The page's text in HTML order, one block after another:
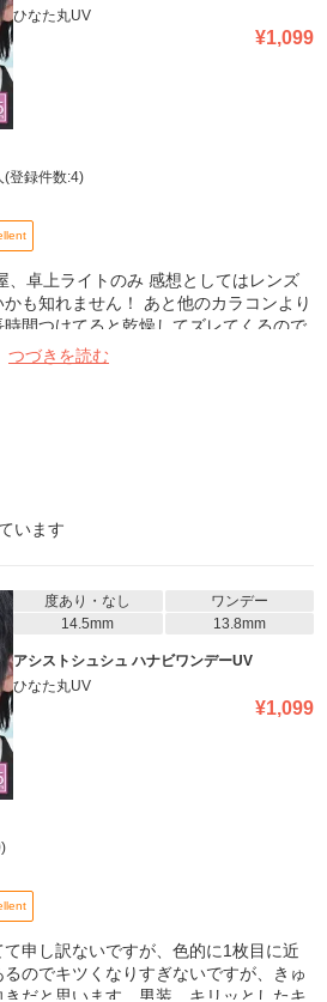
ひなた丸UV
¥1,099
(登録件数:4)
、卓上ライトのみ 感想としてはレンズ
も知れません！ あと他のカラコンより
間つけてると乾燥してズレてくるので
なと思います！ コスのために4時間ほ
題もなく発色もよくリピしたいなと思
つづきを読む
います
度あり・なし
ワンデー
14.5mm
13.8mm
アシストシュシュ ハナビワンデーUV
ひなた丸UV
¥1,099
)
申し訳ないですが、色的に1枚目に近
のでキツくなりすぎないですが、きゅ
だと思います。男装、キリッとしたキ